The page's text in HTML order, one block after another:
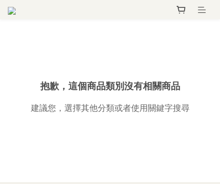
抱歉，這個商品類別沒有相關商品
建議您，選擇其他分類或者使用關鍵字搜尋